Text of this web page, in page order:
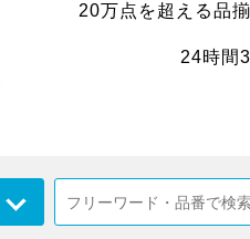
20万点を超える品
24時間